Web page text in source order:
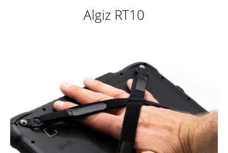
Algiz RT10